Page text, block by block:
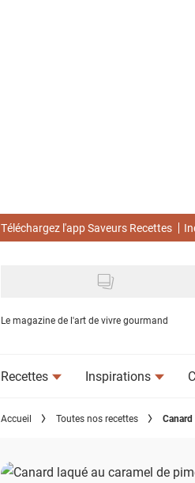
Téléchargez l'app Saveurs Recettes
Le magazine de l'art de vivre gourmand
Recettes Inspirations
Accueil Toutes nos recettes